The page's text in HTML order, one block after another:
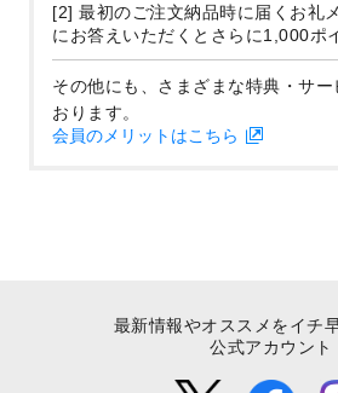
[2] 最初のご注文納品時に届くお礼
にお答えいただくとさらに1,000ポ
その他にも、さまざまな特典・サ
おります。
会員のメリットはこちら
最新情報やオススメをイチ
公式アカウント